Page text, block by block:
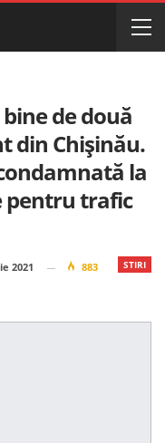
de două
din Chișinău.
la
pentru trafic
STIRI
2021
883